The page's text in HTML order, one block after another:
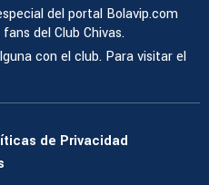
del portal Bolavip.com
del Club Chivas.
con el club. Para visitar el
de Privacidad